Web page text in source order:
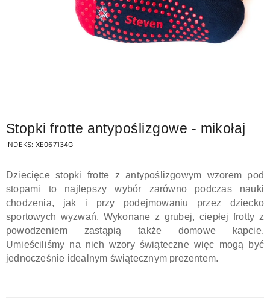
Stopki frotte antypoślizgowe - mikołaj
INDEKS: XE067134G
Dziecięce stopki frotte z antypoślizgowym wzorem pod
stopami to najlepszy wybór zarówno podczas nauki
chodzenia, jak i przy podejmowaniu przez dziecko
sportowych wyzwań. Wykonane z grubej, ciepłej frotty z
powodzeniem zastąpią także domowe kapcie.
Umieściliśmy na nich wzory świąteczne więc mogą być
jednocześnie idealnym świątecznym prezentem.